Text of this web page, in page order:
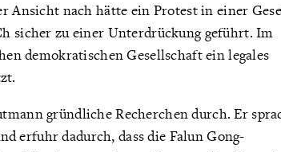
Ansicht nach hätte ein Protest in einer
sicher zu einer Unterdrückung geführt. Im
demokratischen Gesellschaft ein legales
gründliche Recherchen durch. Er
erfuhr dadurch, dass die Falun Gong-